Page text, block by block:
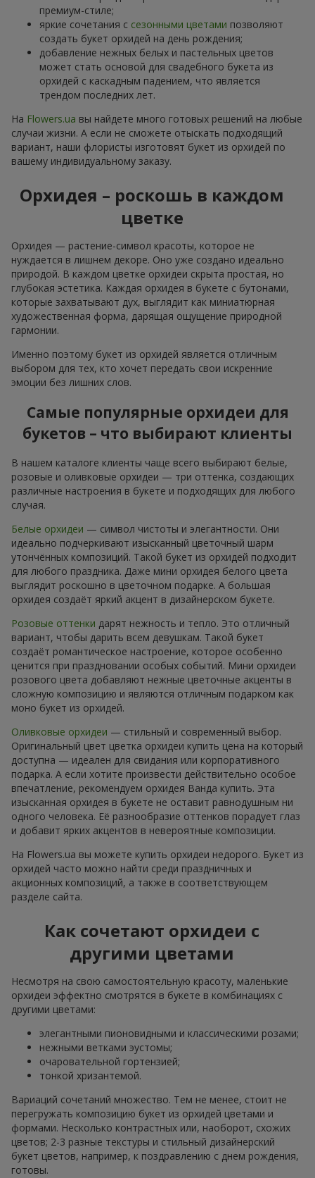
премиум-стиле;
яркие сочетания с сезонными цветами позволяют
создать букет орхидей на день рождения;
добавление нежных белых и пастельных цветов
может стать основой для свадебного букета из
орхидей с каскадным падением, что является
трендом последних лет.
На Flowers.ua вы найдете много готовых решений на любые
случаи жизни. А если не сможете отыскать подходящий
вариант, наши флористы изготовят букет из орхидей по
вашему индивидуальному заказу.
Орхидея – роскошь в каждом
цветке
Орхидея — растение-символ красоты, которое не
нуждается в лишнем декоре. Оно уже создано идеально
природой. В каждом цветке орхидеи скрыта простая, но
глубокая эстетика. Каждая орхидея в букете с бутонами,
которые захватывают дух, выглядит как миниатюрная
художественная форма, дарящая ощущение природной
гармонии.
Именно поэтому букет из орхидей является отличным
выбором для тех, кто хочет передать свои искренние
эмоции без лишних слов.
Самые популярные орхидеи для
букетов – что выбирают клиенты
В нашем каталоге клиенты чаще всего выбирают белые,
розовые и оливковые орхидеи — три оттенка, создающих
различные настроения в букете и подходящих для любого
случая.
Белые орхидеи — символ чистоты и элегантности. Они
идеально подчеркивают изысканный цветочный шарм
утончённых композиций. Такой букет из орхидей подходит
для любого праздника. Даже мини орхидея белого цвета
выглядит роскошно в цветочном подарке. А большая
орхидея создаёт яркий акцент в дизайнерском букете.
Розовые оттенки дарят нежность и тепло. Это отличный
вариант, чтобы дарить всем девушкам. Такой букет
создаёт романтическое настроение, которое особенно
ценится при праздновании особых событий. Мини орхидеи
розового цвета добавляют нежные цветочные акценты в
сложную композицию и являются отличным подарком как
моно букет из орхидей.
Оливковые орхидеи — стильный и современный выбор.
Оригинальный цвет цветка орхидеи купить цена на который
доступна — идеален для свидания или корпоративного
подарка. А если хотите произвести действительно особое
впечатление, рекомендуем орхидея Ванда купить. Эта
изысканная орхидея в букете не оставит равнодушным ни
одного человека. Её разнообразие оттенков порадует глаз
и добавит ярких акцентов в невероятные композиции.
На Flowers.ua вы можете купить орхидеи недорого. Букет из
орхидей часто можно найти среди праздничных и
акционных композиций, а также в соответствующем
разделе сайта.
Как сочетают орхидеи с
другими цветами
Несмотря на свою самостоятельную красоту, маленькие
орхидеи эффектно смотрятся в букете в комбинациях с
другими цветами:
элегантными пионовидными и классическими розами;
нежными ветками эустомы;
очаровательной гортензией;
тонкой хризантемой.
Вариаций сочетаний множество. Тем не менее, стоит не
перегружать композицию букет из орхидей цветами и
формами. Несколько контрастных или, наоборот, схожих
цветов; 2-3 разные текстуры и стильный дизайнерский
букет цветов, например, к поздравлению с днем рождения,
готовы.